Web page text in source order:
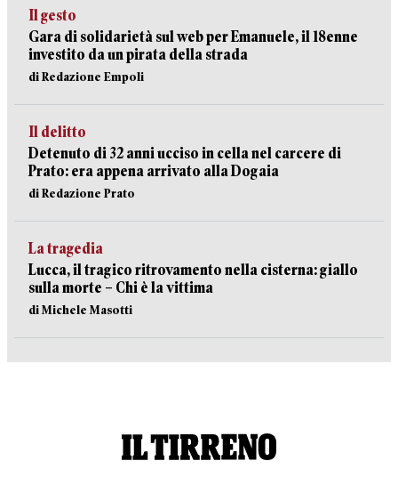
Il gesto
Gara di solidarietà sul web per Emanuele, il 18enne
investito da un pirata della strada
di Redazione Empoli
Il delitto
Detenuto di 32 anni ucciso in cella nel carcere di
Prato: era appena arrivato alla Dogaia
di Redazione Prato
La tragedia
Lucca, il tragico ritrovamento nella cisterna: giallo
sulla morte – Chi è la vittima
di Michele Masotti